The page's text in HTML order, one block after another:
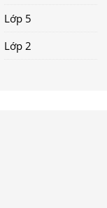
Lớp 5
Lớp 2